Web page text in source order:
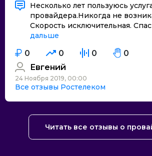
Несколько лет пользуюсь
провайдера.Никогда не
Скорость исключительная.
дальше
0 0 0
0
Евгений
24 Ноября 2019, 00:00
Все отзывы Ростелеком
Читать все отзывы о